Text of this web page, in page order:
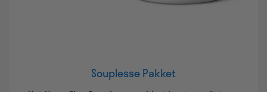
Souplesse Pakket